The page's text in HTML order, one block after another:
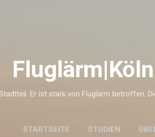
Er ist stark von Fluglärm betroffen.
STARTSEITE STUDIEN